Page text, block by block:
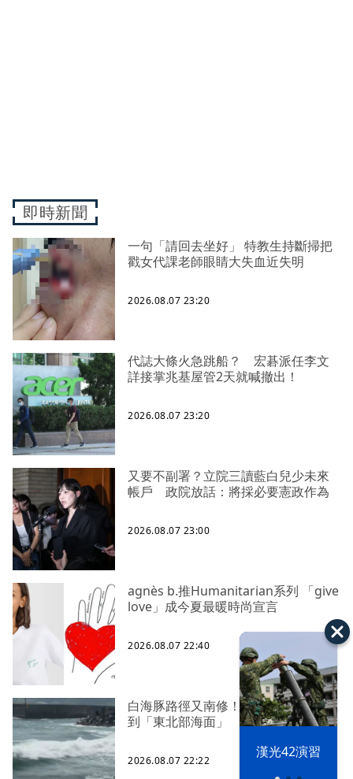
漢光42演習
即時新聞
一句「請回去坐好」 特教生持斷掃把
戳女代課老師眼睛大失血近失明
2026.08.07 23:20
代誌大條火急跳船？ 宏碁派任李文
詳接掌兆基屋管2天就喊撤出！
2026.08.07 23:20
又要不副署？立院三讀藍白兒少未來
帳戶 政院放話：將採必要憲政作為
2026.08.07 23:00
agnès b.推Humanitarian系列 「give
love」成今夏最暖時尚宣言
2026.08.07 22:40
白海豚路徑又南修！ 海警範圍擴增
到「東北部海面」
2026.08.07 22:22